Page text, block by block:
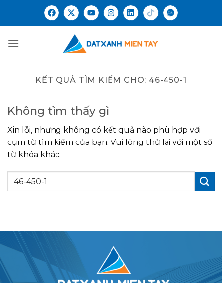
KẾT QUẢ TÌM KIẾM CHO: 46-450-1
Không tìm thấy gì
Xin lỗi, nhưng không có kết quả nào phù hợp với
cụm từ tìm kiếm của bạn. Vui lòng thử lại với một số
từ khóa khác.